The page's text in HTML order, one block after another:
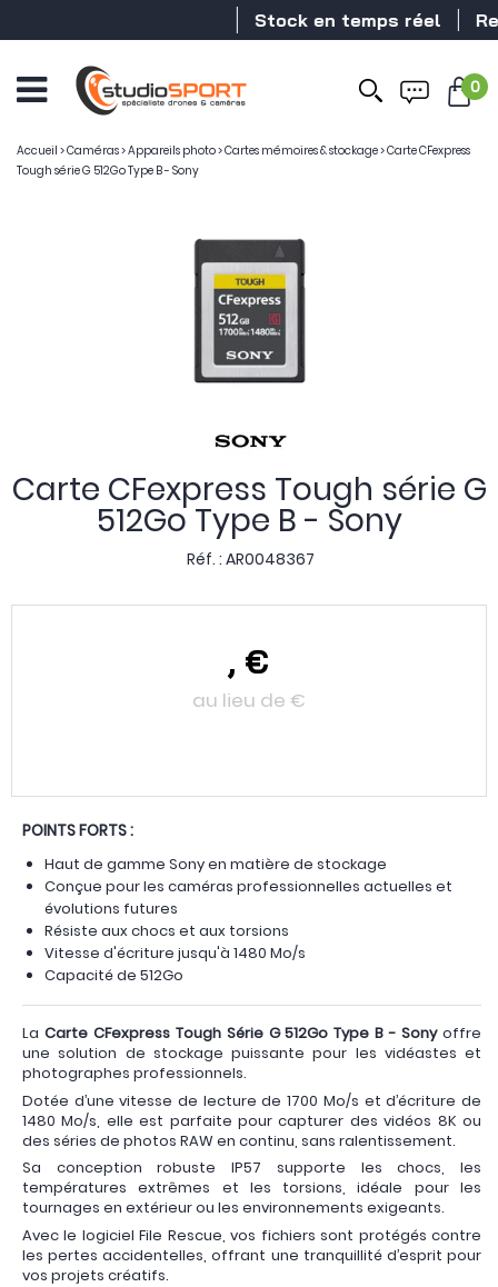
Stock en temps réel
menu
0
Accueil >Caméras>Appareils photo>Cartes mémoires & stockage>Carte CFexpress
Tough série G 512Go Type B - Sony
Carte CFexpress Tough série G
512Go Type B - Sony
Réf. : AR0048367
, €
au lieu de €
POINTS FORTS :
Haut de gamme Sony en matière de stockage
Conçue pour les caméras professionnelles actuelles et
évolutions futures
Résiste aux chocs et aux torsions
Vitesse d'écriture jusqu'à 1480 Mo/s
Capacité de 512Go
La Carte CFexpress Tough Série G 512Go Type B - Sonyoffre
une solution de stockage puissante pour les vidéastes et
photographes professionnels.
Dotée d’une vitesse de lecture de 1700 Mo/s et d’écriture de
1480 Mo/s, elle est parfaite pour capturer des vidéos 8K ou
des séries de photos RAW en continu, sans ralentissement.
Sa conception robuste IP57 supporte les chocs, les
températures extrêmes et les torsions, idéale pour les
tournages en extérieur ou les environnements exigeants.
Avec le logiciel File Rescue, vos fichiers sont protégés contre
les pertes accidentelles, offrant une tranquillité d’esprit pour
vos projets créatifs.